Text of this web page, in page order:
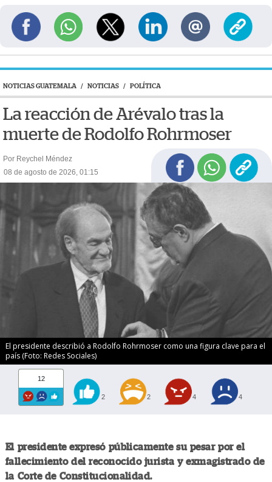
NOTICIAS GUATEMALA / NOTICIAS / POLÍTICA
La reacción de Arévalo tras la
muerte de Rodolfo Rohrmoser
Por Reychel Méndez
08 de agosto de 2026, 01:15
El presidente describió a Rodolfo Rohrmoser como una figura clave para el
país (Foto: Redes Sociales)
12
2 2 4 4
El presidente expresó públicamente su pesar por el
fallecimiento del reconocido jurista y exmagistrado de
la Corte de Constitucionalidad.